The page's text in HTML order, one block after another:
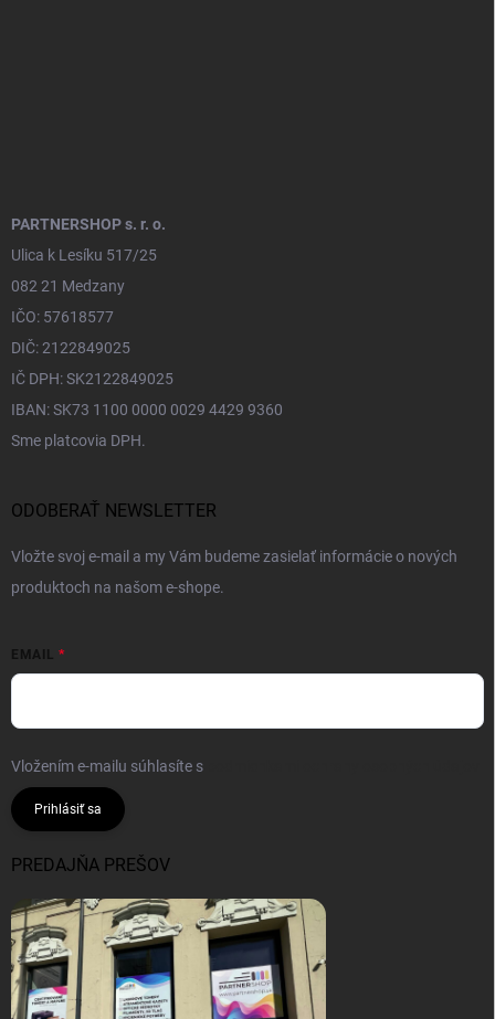
PARTNERSHOP s. r. o.
Ulica k Lesíku 517/25
082 21 Medzany
IČO: 57618577
DIČ: 2122849025
IČ DPH: SK2122849025
IBAN: SK73 1100 0000 0029 4429 9360
Sme platcovia DPH.
ODOBERAŤ NEWSLETTER
Vložte svoj e-mail a my Vám budeme zasielať informácie o nových
produktoch na našom e-shope.
EMAIL
Vložením e-mailu súhlasíte s
Prihlásiť sa
PREDAJŇA PREŠOV